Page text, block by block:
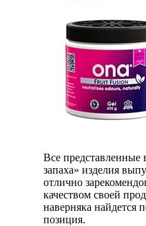
Все представленные
запаха» изделия
отлично
качеством своей
наверняка найдется
позиция.